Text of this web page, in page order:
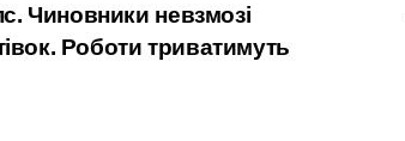
Чиновники невзмозі
Роботи триватимуть